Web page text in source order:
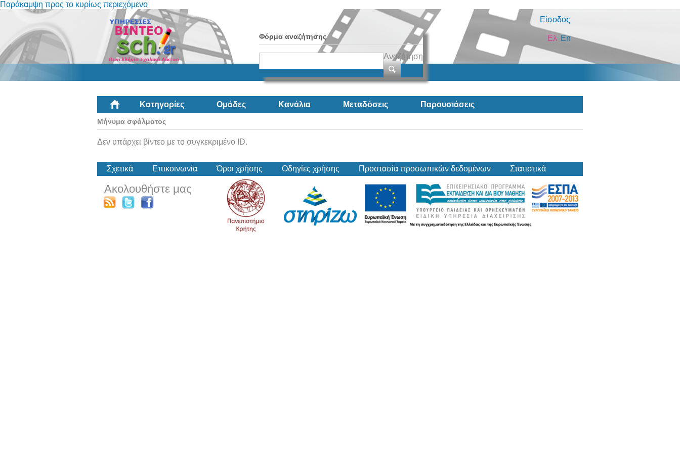
Παράκαμψη προς το κυρίως περιεχόμενο
Είσοδος
Φόρμα αναζήτησης
Αναζήτηση
En
Ελ
Κατηγορίες Ομάδες Κανάλια Μεταδόσεις Παρουσιάσεις
Μήνυμα σφάλματος
Δεν υπάρχει βίντεο με το συγκεκριμένο ID.
Σχετικά Επικοινωνία Όροι χρήσης Οδηγίες χρήσης Προστασία προσωπικών δεδομένων Στατιστικά
Ακολουθήστε μας